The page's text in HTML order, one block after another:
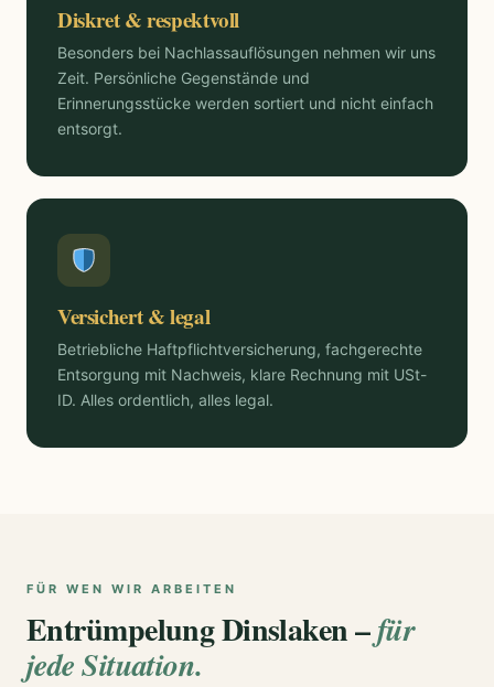
Diskret & respektvoll
Besonders bei Nachlassauflösungen nehmen wir uns
Zeit. Persönliche Gegenstände und
Erinnerungsstücke werden sortiert und nicht einfach
entsorgt.
Versichert & legal
Betriebliche Haftpflichtversicherung, fachgerechte
Entsorgung mit Nachweis, klare Rechnung mit USt-
ID. Alles ordentlich, alles legal.
FÜR WEN WIR ARBEITEN
Entrümpelung Dinslaken –für
jede Situation.